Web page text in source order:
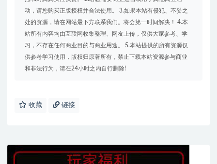
动，请您购买正版授权并合法使用。 3.如果本站有侵犯、不妥之
处的资源，请在网站最下方联系我们。将会第一时间解决！ 4.本
站所有内容均由互联网收集整理、网友上传，仅供大家参考、学
习，不存在任何商业目的与商业用途。 5.本站提供的所有资源仅
供参考学习使用，版权归原著所有，禁止下载本站资源参与商业
和非法行为，请在24小时之内自行删除!
收藏 链接